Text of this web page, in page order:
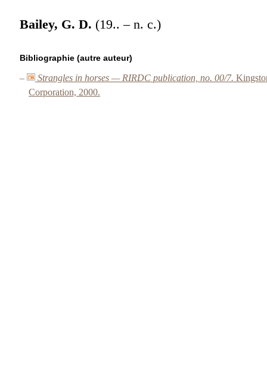
Bailey, G. D. (19.. – n. c.)
Bibliographie (autre auteur)
– Strangles in horses — RIRDC publication, no. 00/7.
Corporation, 2000.